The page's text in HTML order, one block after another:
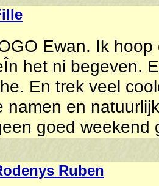
Ewan. Ik
het ni begeven.
En trek veel
namen en
goed weekend
Ruben